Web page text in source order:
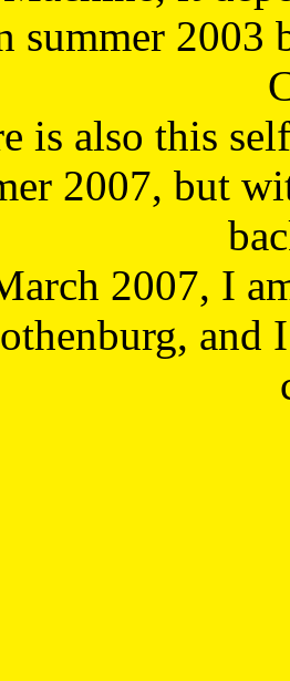
summer 2003
is also this
2007, but
2007, I
and